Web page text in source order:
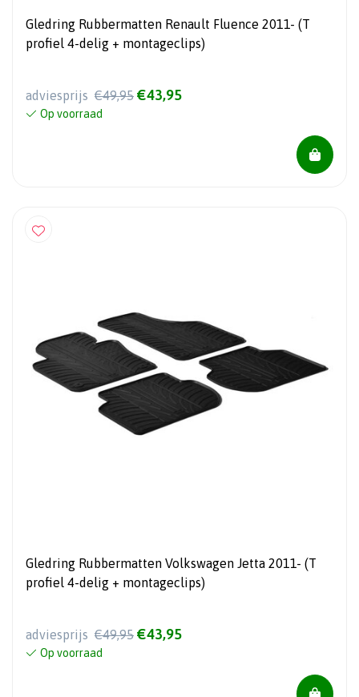
Gledring Rubbermatten Renault Fluence 2011- (T
profiel 4-delig + montageclips)
adviesprijs €49,95 €43,95
Op voorraad
Gledring Rubbermatten Volkswagen Jetta 2011- (T
profiel 4-delig + montageclips)
adviesprijs €49,95 €43,95
Op voorraad